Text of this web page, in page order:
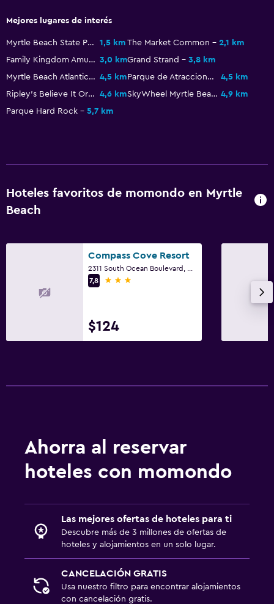
TV por cable o vía satélite
TV
Habitación
Enchufe cerca de la cama
Despertador
Parrilla
Plancha y tabla de planchar
Caja fuerte
Piscina al aire libre
Mejores lugares de interés
Myrtle Beach State Park 1,5 km The Market Common
2,1 km
Family Kingdom Amusement Park 3,0 kmGrand Strand
3,8 km
Myrtle Beach Atlantic Coast Line Railroad Station 4,5 km Parque de Atracciones Pavillion
4,5 km
Ripley's Believe It Or Not
4,6 km SkyWheel Myrtle Beach 4,9 km
Parque Hard Rock
5,7 km
Hoteles favoritos de momondo en Myrtle
Beach
Compass Cove Resort
7,8
3 estrellas
$124
Ahorra al reservar
hoteles con momondo
Las mejores ofertas de hoteles para ti
Descubre más de 3 millones de ofertas de
hoteles y alojamientos en un solo lugar.
CANCELACIÓN GRATIS
Usa nuestro filtro para encontrar alojamientos
con cancelación gratis.